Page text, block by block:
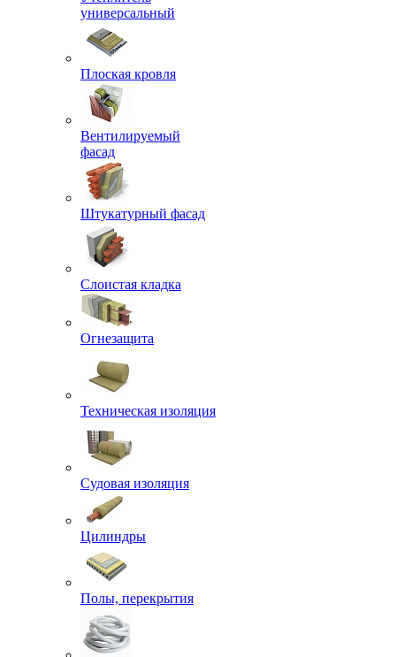
универсальный
Плоская кровля
Вентилируемый
фасад
Штукатурный фасад
Слоистая кладка
Огнезащита
Техническая изоляция
Судовая изоляция
Цилиндры
Полы, перекрытия